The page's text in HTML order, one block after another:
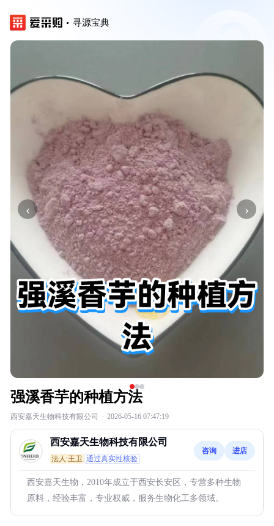
寻源宝典
‹ ›
强溪香芋的种植方法
西安嘉天生物科技有限公司 · 2026-05-16 07:47:19
西安嘉天生物科技有限公司
法人:王卫 通过真实性核验
咨询 进店
西安嘉天生物，2010年成立于西安长安区，专营多种生物
原料，经验丰富，专业权威，服务生物化工多领域。